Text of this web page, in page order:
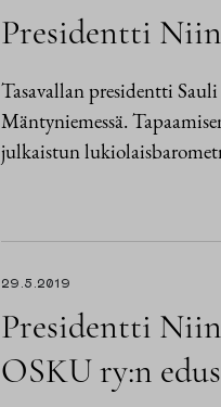
Presidentti
Tasavallan presidentti
Mäntyniemessä.
julkaistun
29.5.2019
Presidentti
OSKU ry:n